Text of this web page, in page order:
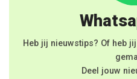
Heb jij nieuwstips? Of heb
Deel jouw